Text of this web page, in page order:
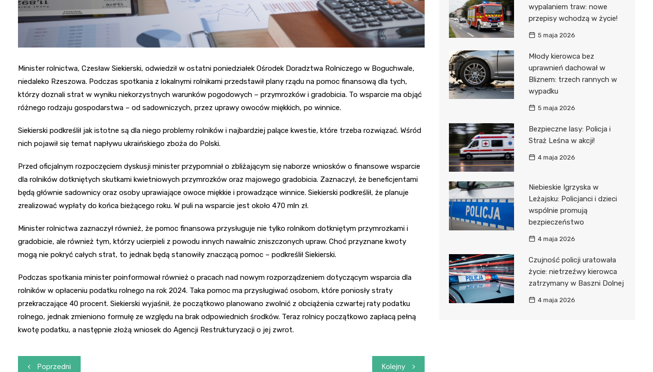
Minister rolnictwa, Czesław Siekierski, odwiedził w ostatni poniedziałek Ośrodek Doradztwa Rolniczego w Boguchwale,
niedaleko Rzeszowa. Podczas spotkania z lokalnymi rolnikami przedstawił plany rządu na pomoc finansową dla tych,
którzy doznali strat w wyniku niekorzystnych warunków pogodowych – przymrozków i gradobicia. To wsparcie ma objąć
różnego rodzaju gospodarstwa – od sadowniczych, przez uprawy owoców miękkich, po winnice.
Siekierski podkreślił jak istotne są dla niego problemy rolników i najbardziej palące kwestie, które trzeba rozwiązać. Wśród
nich pojawił się temat napływu ukraińskiego zboża do Polski.
Przed oficjalnym rozpoczęciem dyskusji minister przypomniał o zbliżającym się naborze wniosków o finansowe wsparcie
dla rolników dotkniętych skutkami kwietniowych przymrozków oraz majowego gradobicia. Zaznaczył, że beneficjentami
będą głównie sadownicy oraz osoby uprawiające owoce miękkie i prowadzące winnice. Siekierski podkreślił, że planuje
zrealizować wypłaty do końca bieżącego roku. W puli na wsparcie jest około 470 mln zł.
Minister rolnictwa zaznaczył również, że pomoc finansowa przysługuje nie tylko rolnikom dotkniętym przymrozkami i
gradobicie, ale również tym, którzy ucierpieli z powodu innych nawałnic zniszczonych upraw. Choć przyznane kwoty
mogą nie pokryć całych strat, to jednak będą stanowiły znaczącą pomoc – podkreślił Siekierski.
Podczas spotkania minister poinformował również o pracach nad nowym rozporządzeniem dotyczącym wsparcia dla
rolników w opłaceniu podatku rolnego na rok 2024. Taka pomoc ma przysługiwać osobom, które poniosły straty
przekraczające 40 procent. Siekierski wyjaśnił, że początkowo planowano zwolnić z obciążenia czwartej raty podatku
rolnego, jednak zmieniono formułę ze względu na brak odpowiednich środków. Teraz rolnicy początkowo zapłacą pełną
kwotę podatku, a następnie złożą wniosek do Agencji Restrukturyzacji o jej zwrot.
Nawigacja
Poprzedni Kolejny
wypalaniem traw: nowe
przepisy wchodzą w życie!
5 maja 2026
Młody kierowca bez
uprawnień dachował w
Bliznem: trzech rannych w
wypadku
5 maja 2026
Bezpieczne lasy: Policja i
Straż Leśna w akcji!
4 maja 2026
Niebieskie Igrzyska w
Leżajsku: Policjanci i dzieci
wspólnie promują
bezpieczeństwo
4 maja 2026
Czujność policji uratowała
życie: nietrzeźwy kierowca
zatrzymany w Baszni Dolnej
4 maja 2026